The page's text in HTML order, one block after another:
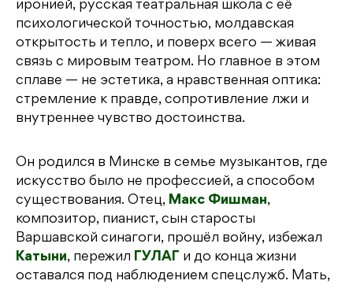
иронией, русская театральная школа с её
психологической точностью, молдавская
открытость и тепло, и поверх всего — живая
связь с мировым театром. Но главное в этом
сплаве — не эстетика, а нравственная оптика:
стремление к правде, сопротивление лжи и
внутреннее чувство достоинства.
Он родился в Минске в семье музыкантов, где
искусство было не профессией, а способом
существования. Отец, Макс Фишман,
композитор, пианист, сын старосты
Варшавской синагоги, прошёл войну, избежал
Катыни, пережил ГУЛАГ
и до конца жизни
оставался под наблюдением спецслужб. Мать,